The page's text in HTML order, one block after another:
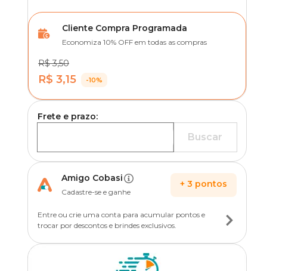
Cliente Compra Programada
Economiza 10% OFF em todas as compras
R$ 3,50
R$ 3,15 -10%
Frete e prazo:
Buscar
Amigo Cobasi
Cadastre-se e ganhe
+ 3 pontos
Entre ou crie uma conta para acumular pontos e
trocar por descontos e brindes exclusivos.